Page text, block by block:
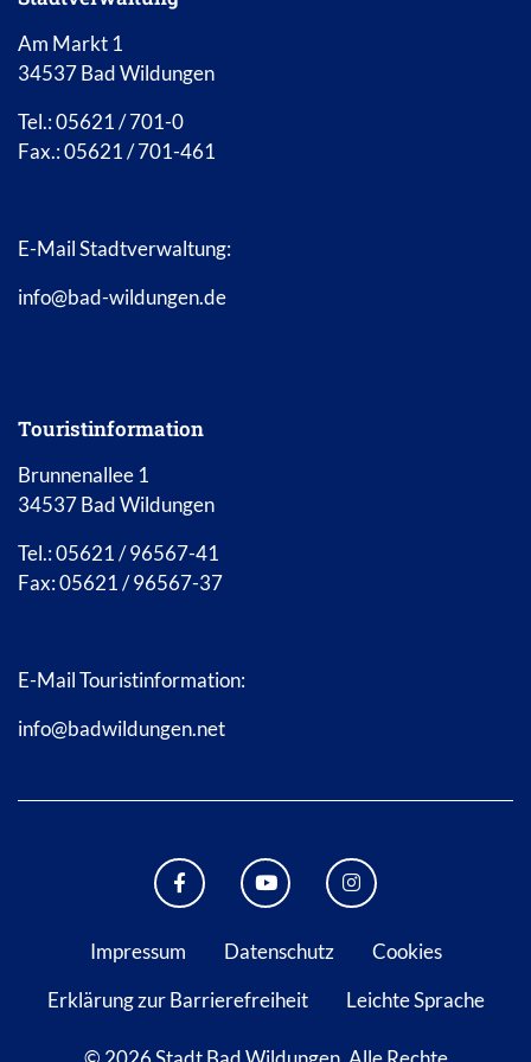
Am Markt 1
34537 Bad Wildungen
Tel.: 05621 / 701-0
Fax.: 05621 / 701-461
E-Mail Stadtverwaltung:
info@bad-wildungen.de
Touristinformation
Brunnenallee 1
34537 Bad Wildungen
Tel.: 05621 / 96567-41
Fax: 05621 / 96567-37
E-Mail Touristinformation:
info@badwildungen.net
FACEBOOK BAD WILDUNGEN
YOUTUBE KANAL STADT
INSTAGRAM
Impressum Datenschutz
Cookies
Erklärung zur Barrierefreiheit
Leichte Sprache